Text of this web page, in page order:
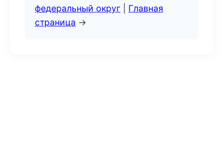
федеральный округ
Главная
страница →